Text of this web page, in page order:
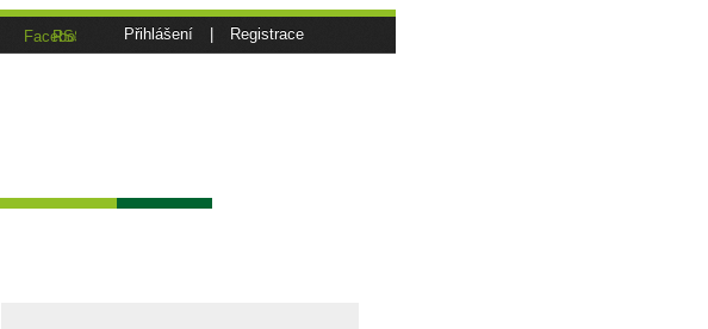
Přihlášení Registrace
Facebook
RSS